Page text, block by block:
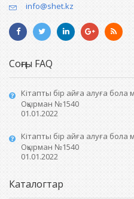
info@shet.kz
Соңғы FAQ
Кітапты бір айға алуға бола
Оқырман №1540
01.01.2022
Кітапты бір айға алуға бола
Оқырман №1540
01.01.2022
Каталогтар